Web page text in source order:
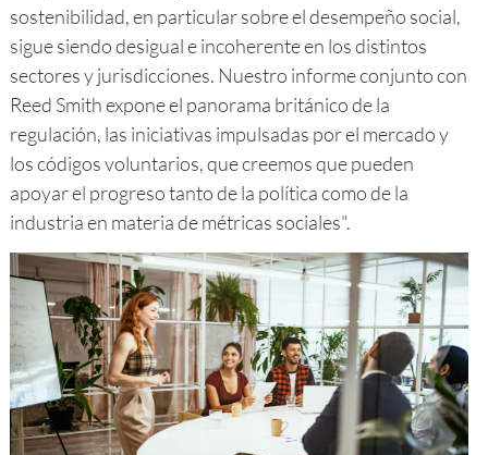
sostenibilidad, en particular sobre el desempeño social,
sigue siendo desigual e incoherente en los distintos
sectores y jurisdicciones. Nuestro informe conjunto con
Reed Smith expone el panorama británico de la
regulación, las iniciativas impulsadas por el mercado y
los códigos voluntarios, que creemos que pueden
apoyar el progreso tanto de la política como de la
industria en materia de métricas sociales".